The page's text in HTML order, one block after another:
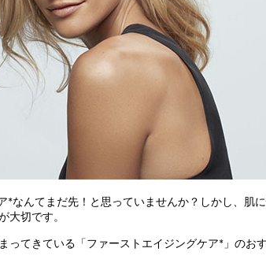
なんてまだ先！と思っていませんか？しかし、肌
大切です。
ってきている「ファーストエイジングケア*」のお